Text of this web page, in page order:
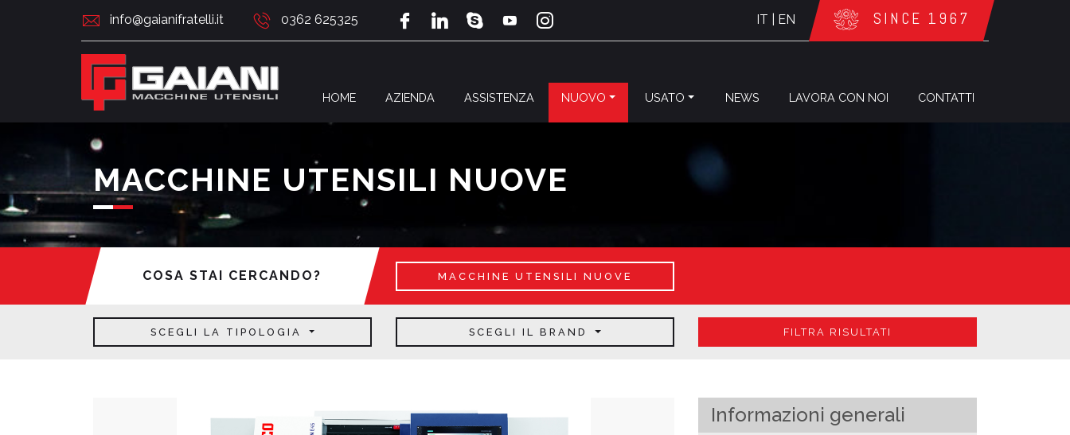
info@gaianifratelli.it 0362 625325 IT EN SINCE 1967
HOME AZIENDA ASSISTENZA NUOVO USATO NEWS LAVORA CON NOI CONTATTI
MACCHINE UTENSILI NUOVE
COSA STAI CERCANDO? MACCHINE UTENSILI NUOVE
SCEGLI LA TIPOLOGIA SCEGLI IL BRAND FILTRA RISULTATI
Informazioni generali